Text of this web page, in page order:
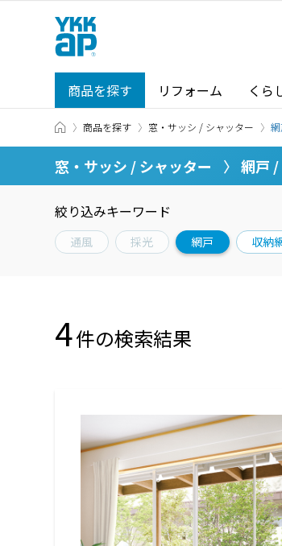
商品を探す
商品を探す TOP
カテゴリから探す
場所から探す
リフォーム くら
ショールーム TOP
ショールーム・その他
東海
広島 SR 岡山 SR
ショールームに行く前
TOP 商品を探す 窓・サッシ / シャッター
商品を探す
カテゴリから探す
窓・サッシ / シャッター 網戸 /
絞り込みキーワード
通風
採光 網戸 収納
4件の検索結果